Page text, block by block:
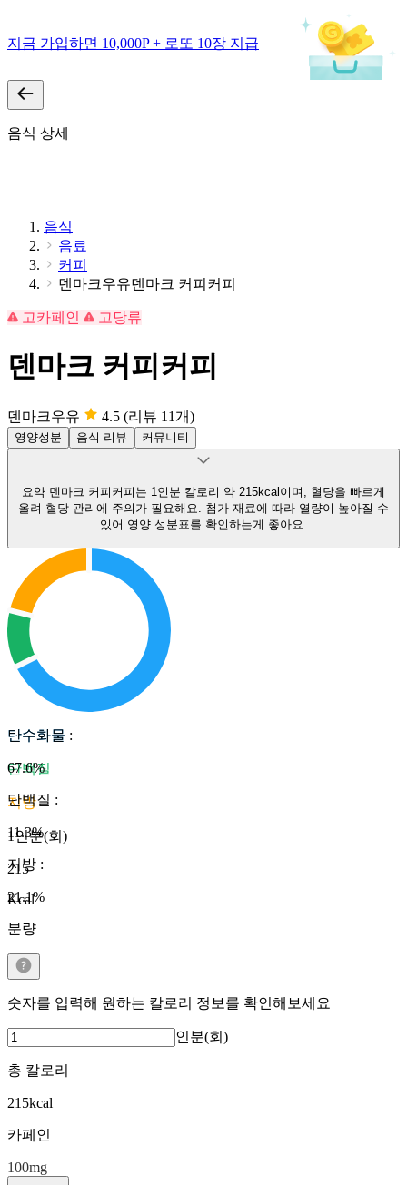
지금 가입하면 10,000P + 로또 10장 지급
음식 상세
음식
음료
커피
덴마크우유덴마크 커피커피
고카페인 고당류
덴마크 커피커피
덴마크우유 4.5 (리뷰 11개)
영양성분 음식 리뷰 커뮤니티
요약 덴마크 커피커피는 1인분 칼로리 약 215kcal이며, 혈당을 빠르게
올려 혈당 관리에 주의가 필요해요. 첨가 재료에 따라 열량이 높아질 수
있어 영양 성분표를 확인하는게 좋아요.
탄수화물
단백질
지방
1인분(회)
215
Kcal
탄수화물 :
67.6%
단백질 :
11.3%
지방 :
21.1%
분량
숫자를 입력해 원하는 칼로리 정보를 확인해보세요
인분(회)
총 칼로리
215kcal
카페인
100mg